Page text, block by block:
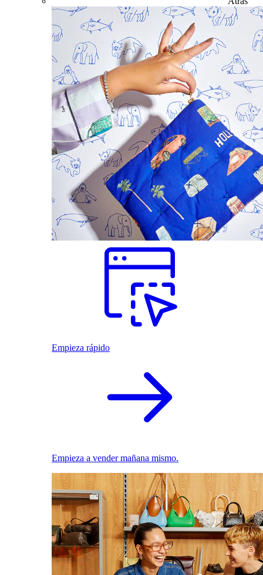
Empieza rápido
Empieza a vender mañana mismo.